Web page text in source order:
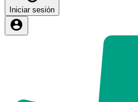
Iniciar sesión